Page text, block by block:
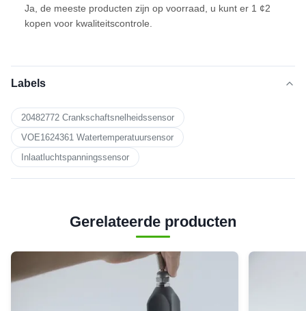
Ja, de meeste producten zijn op voorraad, u kunt er 1 ¢2
kopen voor kwaliteitscontrole.
Labels
20482772 Crankschaftsnelheidssensor
VOE1624361 Watertemperatuursensor
Inlaatluchtspanningssensor
Gerelateerde producten